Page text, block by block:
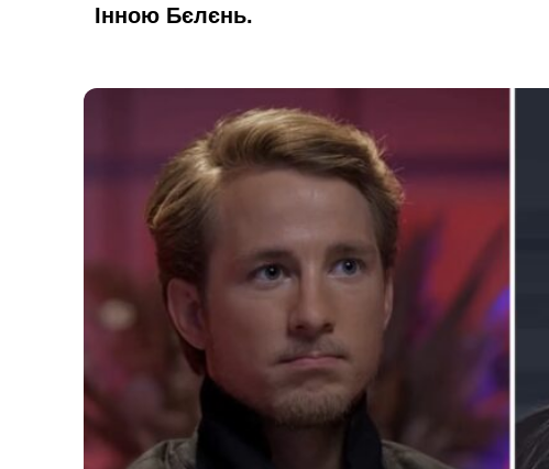
Інною Бєлєнь.